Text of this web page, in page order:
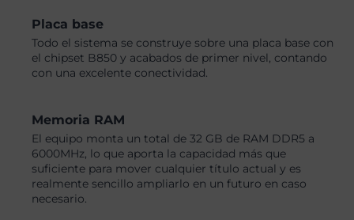
Placa base
Todo el sistema se construye sobre una placa base con
el chipset B850 y acabados de primer nivel, contando
con una excelente conectividad.
Memoria RAM
El equipo monta un total de 32 GB de RAM DDR5 a
6000MHz, lo que aporta la capacidad más que
suficiente para mover cualquier título actual y es
realmente sencillo ampliarlo en un futuro en caso
necesario.